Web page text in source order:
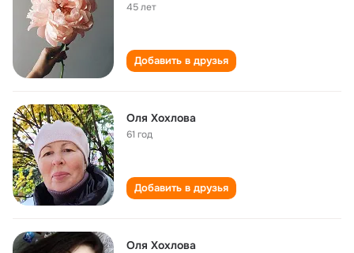
45 лет
Добавить в друзья
Оля Хохлова
61 год
Добавить в друзья
Оля Хохлова